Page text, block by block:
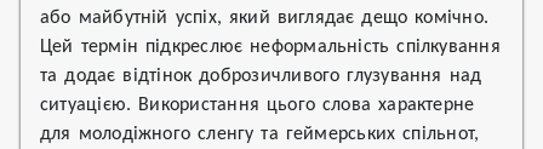
або майбутній успіх, який виглядає дещо комічно.
Цей термін підкреслює неформальність спілкування
та додає відтінок доброзичливого глузування над
ситуацією. Використання цього слова характерне
для молодіжного сленгу та геймерських спільнот,